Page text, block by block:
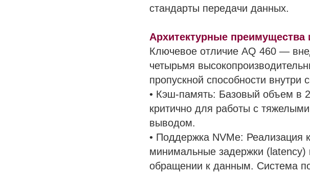
стандарты передачи данных.
Архитектурные преимущества
Ключевое отличие AQ 460 —
четырьмя
пропускной способности внутри
• Кэш-память: Базовый объем в
критично для работы с
выводом.
• Поддержка NVMe: Реализация
минимальные задержки (latency)
обращении к данным. Система